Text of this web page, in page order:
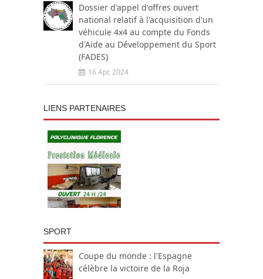
Dossier d'appel d'offres ouvert
national relatif à l'acquisition d'un
véhicule 4x4 au compte du Fonds
d'Aide au Développement du Sport
(FADES)
16 Apr, 2024
LIENS PARTENAIRES
SPORT
Coupe du monde : l'Espagne
célèbre la victoire de la Roja